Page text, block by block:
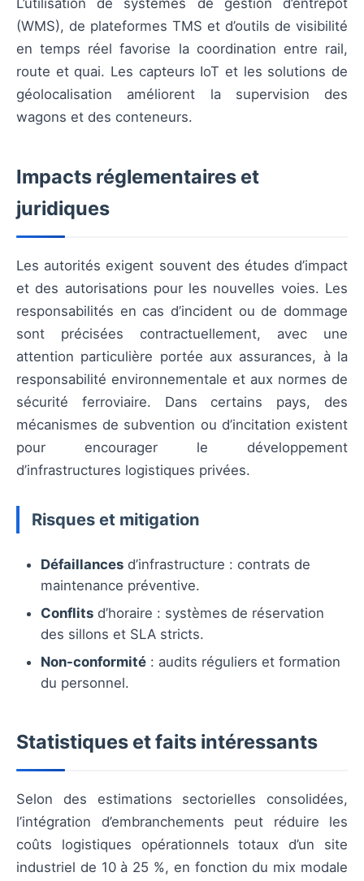
L’utilisation de systèmes de gestion d’entrepôt
(WMS), de plateformes TMS et d’outils de visibilité
en temps réel favorise la coordination entre rail,
route et quai. Les capteurs IoT et les solutions de
géolocalisation améliorent la supervision des
wagons et des conteneurs.
Impacts réglementaires et
juridiques
Les autorités exigent souvent des études d’impact
et des autorisations pour les nouvelles voies. Les
responsabilités en cas d’incident ou de dommage
sont précisées contractuellement, avec une
attention particulière portée aux assurances, à la
responsabilité environnementale et aux normes de
sécurité ferroviaire. Dans certains pays, des
mécanismes de subvention ou d’incitation existent
pour encourager le développement
d’infrastructures logistiques privées.
Risques et mitigation
Défaillances d’infrastructure : contrats de
maintenance préventive.
Conflits d’horaire : systèmes de réservation
des sillons et SLA stricts.
Non-conformité : audits réguliers et formation
du personnel.
Statistiques et faits intéressants
Selon des estimations sectorielles consolidées,
l’intégration d’embranchements peut réduire les
coûts logistiques opérationnels totaux d’un site
industriel de 10 à 25 %, en fonction du mix modale